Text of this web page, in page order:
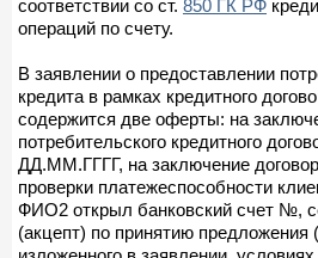
соответствии со ст. 850 ГК РФ
операций по счету.
В заявлении о предоставлении
кредита в рамках кредитного
содержится две оферты: на
потребительского кредитного
ДД.ММ.ГГГГ, на заключение
проверки платежеспособности
ФИО2 открыл банковский счет №,
(акцепт) по принятию предложения